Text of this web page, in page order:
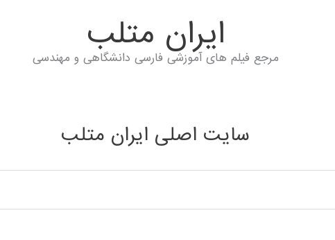
ايران متلب
مرجع فیلم های آموزشی فارسی دانشگاهی و مهندسی
سایت اصلی ایران متلب